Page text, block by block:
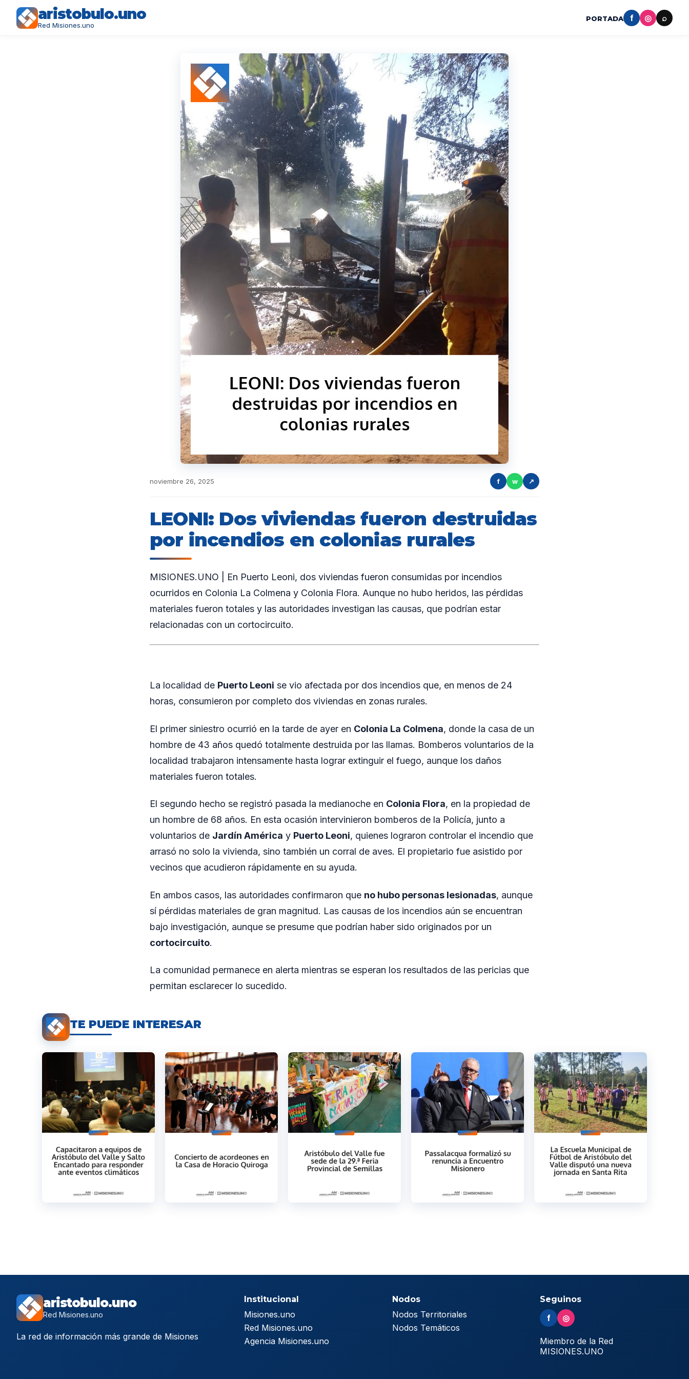
aristobulo.uno
Red Misiones.uno
PORTADA f ◎ ⌕
noviembre 26, 2025 f w ↗
LEONI: Dos viviendas fueron destruidas
por incendios en colonias rurales
MISIONES.UNO | En Puerto Leoni, dos viviendas fueron consumidas por incendios
ocurridos en Colonia La Colmena y Colonia Flora. Aunque no hubo heridos, las pérdidas
materiales fueron totales y las autoridades investigan las causas, que podrían estar
relacionadas con un cortocircuito.
La localidad de Puerto Leoni se vio afectada por dos incendios que, en menos de 24
horas, consumieron por completo dos viviendas en zonas rurales.
El primer siniestro ocurrió en la tarde de ayer en Colonia La Colmena, donde la casa de un
hombre de 43 años quedó totalmente destruida por las llamas. Bomberos voluntarios de la
localidad trabajaron intensamente hasta lograr extinguir el fuego, aunque los daños
materiales fueron totales.
El segundo hecho se registró pasada la medianoche en Colonia Flora, en la propiedad de
un hombre de 68 años. En esta ocasión intervinieron bomberos de la Policía, junto a
voluntarios de Jardín América y Puerto Leoni, quienes lograron controlar el incendio que
arrasó no solo la vivienda, sino también un corral de aves. El propietario fue asistido por
vecinos que acudieron rápidamente en su ayuda.
En ambos casos, las autoridades confirmaron que no hubo personas lesionadas, aunque
sí pérdidas materiales de gran magnitud. Las causas de los incendios aún se encuentran
bajo investigación, aunque se presume que podrían haber sido originados por un
cortocircuito.
La comunidad permanece en alerta mientras se esperan los resultados de las pericias que
permitan esclarecer lo sucedido.
TE PUEDE INTERESAR
aristobulo.uno
Red Misiones.uno
La red de información más grande de Misiones
Institucional
Misiones.uno
Red Misiones.uno
Agencia Misiones.uno
Nodos
Nodos Territoriales
Nodos Temáticos
Seguinos
f ◎
Miembro de la Red
MISIONES.UNO